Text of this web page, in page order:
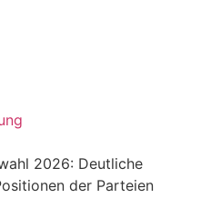
2026: Deutliche
der Parteien